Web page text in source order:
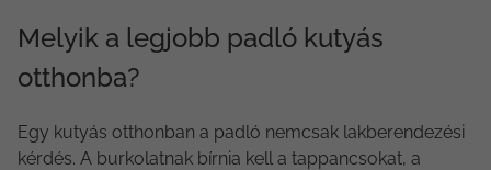
Melyik a legjobb padló kutyás
otthonba?
Egy kutyás otthonban a padló nemcsak lakberendezési
kérdés. A burkolatnak bírnia kell a tappancsokat, a